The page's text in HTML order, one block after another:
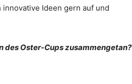
Ideen gern auf und
des Oster-Cups zusammengetan?